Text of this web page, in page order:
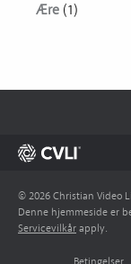
Ære (1)
© 2026 Christian Video
Denne hjemmeside er
Servicevilkår apply.